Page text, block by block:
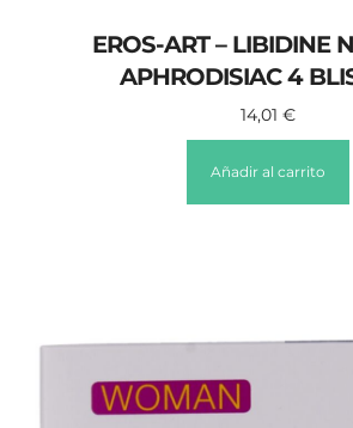
EROS-ART – LIBIDINE
APHRODISIAC 4
14,01 €
Añadir al carrito